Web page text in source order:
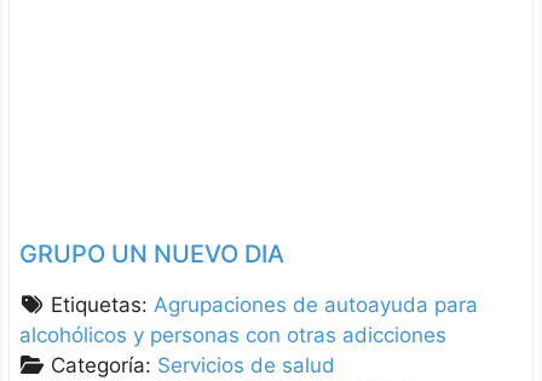
GRUPO UN NUEVO DIA
Etiquetas: Agrupaciones de autoayuda para
alcohólicos y personas con otras adicciones
Categoría: Servicios de salud